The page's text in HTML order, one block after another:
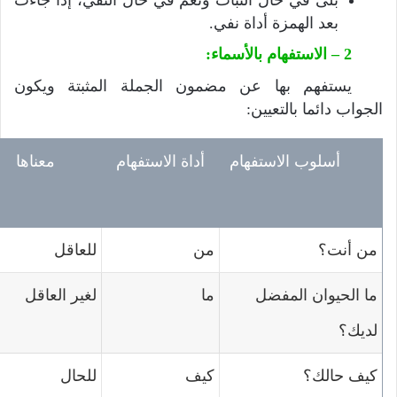
بعد الهمزة أداة نفي.
2 – الاستفهام بالأسماء:
يستفهم بها عن مضمون الجملة المثبتة ويكون
الجواب دائما بالتعيين:
أسلوب الاستفهام أداة الاستفهام معناها
من أنت؟ من للعاقل
ما الحيوان المفضل
لديك؟
ما لغير العاقل
كيف حالك؟ كيف للحال